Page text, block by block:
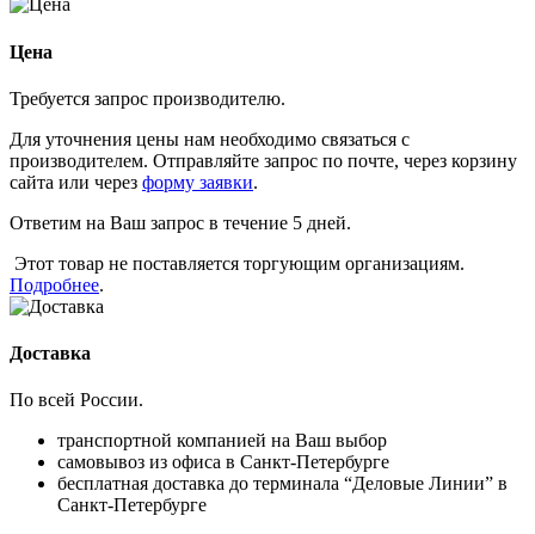
Цена
Требуется запрос производителю.
Для уточнения цены нам необходимо связаться с
производителем. Отправляйте запрос по почте, через корзину
сайта или через форму заявки.
Ответим на Ваш запрос в течение 5 дней.
Этот товар не поставляется торгующим организациям.
Подробнее.
Доставка
По всей России.
транспортной компанией на Ваш выбор
самовывоз из офиса в Санкт-Петербурге
бесплатная доставка до терминала “Деловые Линии” в
Санкт-Петербурге